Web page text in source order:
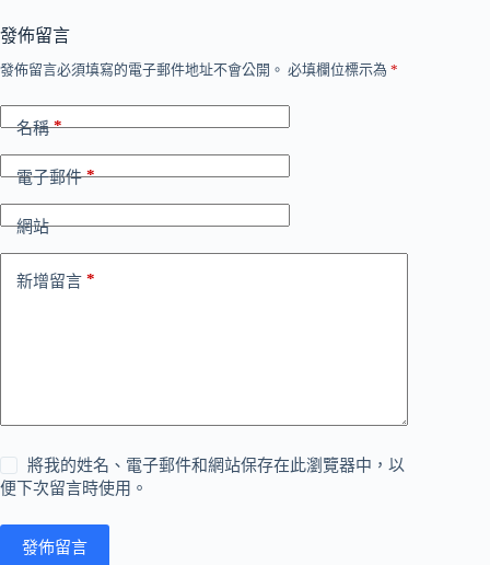
發佈留言
發佈留言必須填寫的電子郵件地址不會公開。 必填欄位標示為 *
名稱*
電子郵件*
網站
新增留言 *
將我的姓名、電子郵件和網站保存在此瀏覽器中，以
便下次留言時使用。
發佈留言